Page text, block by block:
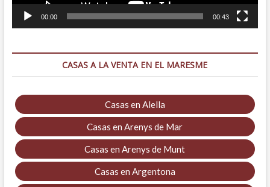
00:00 00:43
CASAS A LA VENTA EN EL MARESME
Casas en Alella
Casas en Arenys de Mar
Casas en Arenys de Munt
Casas en Argentona